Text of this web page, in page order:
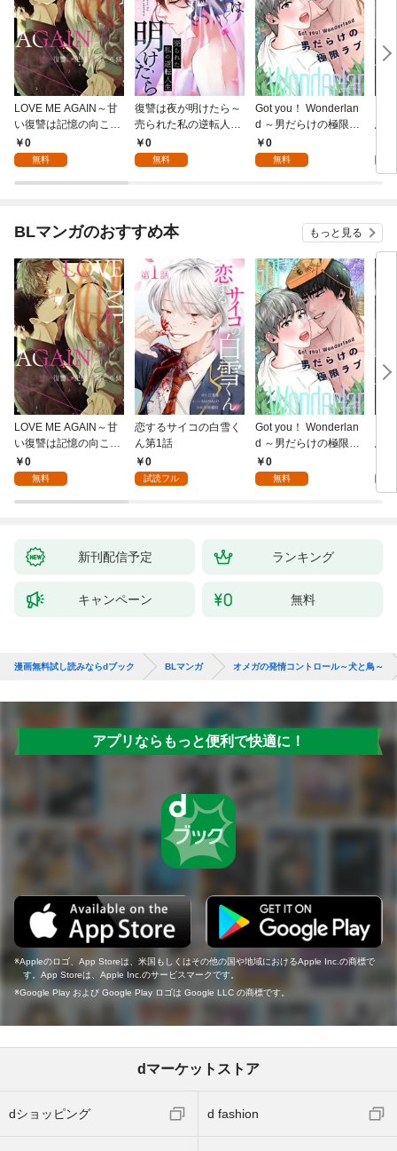
LOVE ME AGAIN～甘
い復讐は記憶の向こう
側～(1)
0
無料
復讐は夜が明けたら～
売られた私の逆転人生
(1)0
無料
Got you！ Wonderlan
d ～男だらけの極限ラ
ブ～(1)
0
無料
鳥
BLマンガのおすすめ本 もっと見る
LOVE ME AGAIN～甘
い復讐は記憶の向こう
側～(1)
0
無料
恋するサイコの白雪く
ん第1話
0
試読フル
Got you！ Wonderlan
d ～男だらけの極限ラ
ブ～(1)
0
無料
鳥
新刊配信予定 ランキング
キャンペーン 無料
漫画無料試し読みならdブック BLマンガ オメガの発情コントロール～犬と鳥～
アプリならもっと便利で快適に！
Appleのロゴ、App Storeは、米国もしくはその他の国や地域におけるApple Inc.の商標で
す。App Storeは、Apple Inc.のサービスマークです。
Google Play および Google Play ロゴは Google LLC の商標です。
dマーケットストア
dショッピング d fashion